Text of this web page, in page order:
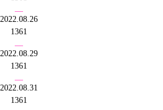
2022.08.26
1361
2022.08.29
1361
2022.08.31
1361